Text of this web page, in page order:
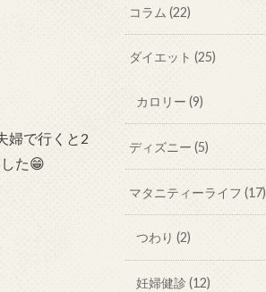
婦で行くと2
た😁
コラム(22)
ダイエット(25)
カロリー (9)
ディズニー(5)
マタニティーライフ(17)
つわり (2)
妊婦健診 (12)